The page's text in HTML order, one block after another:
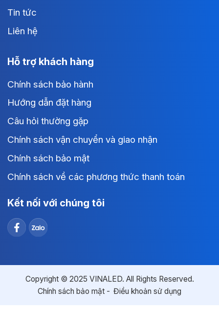
Tin tức
Liên hệ
Hỗ trợ khách hàng
Chính sách bảo hành
Hướng dẫn đặt hàng
Câu hỏi thường gặp
Chính sách vận chuyển và giao nhận
Chính sách bảo mật
Chính sách về các phương thức thanh toán
Kết nối với chúng tôi
Copyright © 2025 VINALED. All Rights Reserved.
Chính sách bảo mật
Điều khoản sử dụng